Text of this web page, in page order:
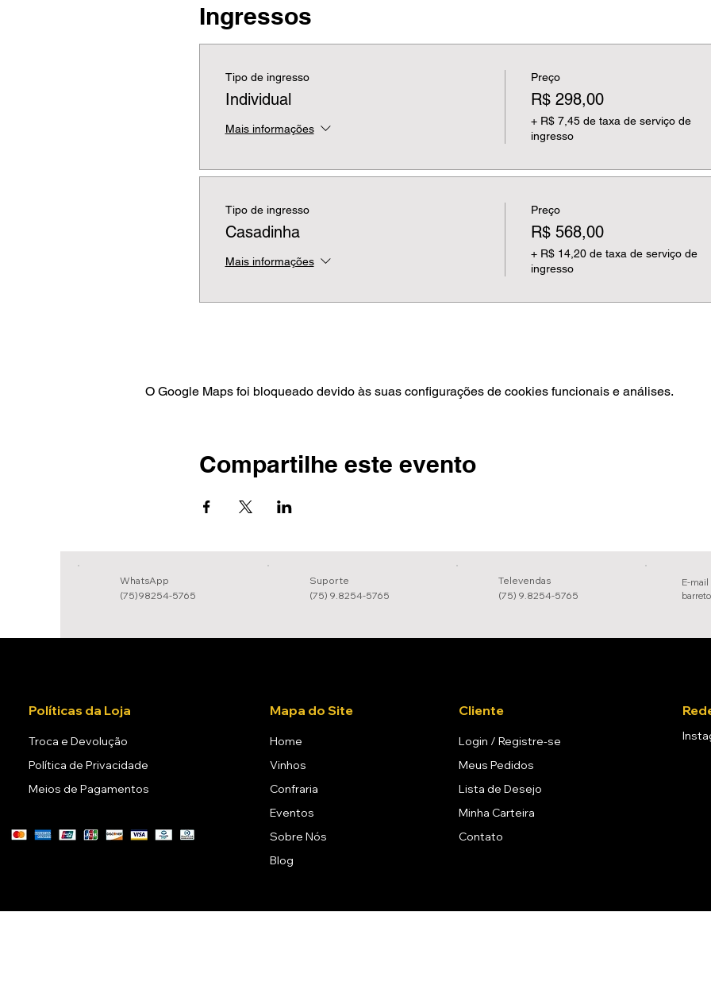
Ingressos
Tipo de ingresso
Individual
Mais informações
Preço
R$ 298,00
+ R$ 7,45 de taxa de serviço de
ingresso
Tipo de ingresso
Casadinha
Mais informações
Preço
R$ 568,00
+ R$ 14,20 de taxa de serviço de
ingresso
O Google Maps foi bloqueado devido às suas configurações de cookies funcionais e análises.
Compartilhe este evento
WhatsApp
(75)98254-5765
Suporte
(75) 9.8254-5765
Televendas
(75) 9.8254-5765
E-mail
Políticas da Loja
Troca e Devolução
Política de Privacidade
Meios de Pagamentos
Mapa do Site
Home
Vinhos
Confraria
Eventos
Sobre Nós
Blog
Cliente
Login / Registre-se
Meus Pedidos
Lista de Desejo
Minha Carteira
Contato